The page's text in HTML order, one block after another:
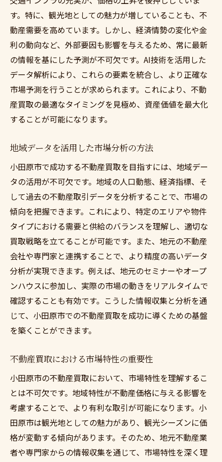
市場の独自性を活かした買取戦略
小田原市の不動産市場の将来予測
不動産買取のプロセスをスムーズに進めるため
の具体的なステップ
初期相談から契約までの流れ
書類準備のポイントと手順
不動産査定の流れと重要性
交渉を成功させるためのステップ
スムーズな取引を実現するための管理術
信頼できる不動産買取業者を選ぶための口コミ
の見極め方
信頼性のある口コミの特徴
具体例をもとにした口コミの分析法
業者の信頼度を口コミで評価する方法
口コミサイトの活用と注意点
口コミから読み取る業者の信頼性
選ばれる不動産業者の口コミパターン
地域の評判と口コミが示す小田原市の不動産買
取の要点
地域評判に基づく不動産買取の基本情報
口コミから見る小田原市の買取の現状
地域社会の声を反映した買取戦略
口コミと評判が示す買取の課題と対策
地域の評判が買取に与える影響
す。特に、観光地としての魅力が増していることも、不
動産需要を高めています。しかし、経済情勢の変化や金
利の動向など、外部要因も影響を与えるため、常に最新
の情報を基にした予測が不可欠です。AI技術を活用した
データ解析により、これらの要素を統合し、より正確な
市場予測を行うことが求められます。これにより、不動
産買取の最適なタイミングを見極め、資産価値を最大化
することが可能になります。
地域データを活用した市場分析の方法
小田原市で成功する不動産買取を目指すには、地域デー
タの活用が不可欠です。地域の人口動態、経済指標、そ
して過去の不動産取引データを分析することで、市場の
傾向を把握できます。これにより、特定のエリアや物件
タイプにおける需要と供給のバランスを理解し、適切な
買取戦略を立てることが可能です。また、地元の不動産
会社や専門家と連携することで、より精度の高いデータ
分析が実現できます。例えば、地元のセミナーやオープ
ンハウスに参加し、実際の市場の動きをリアルタイムで
確認することも有効です。こうした情報収集と分析を通
じて、小田原市での不動産買取を成功に導くための基盤
を築くことができます。
不動産買取における市場特性の重要性
小田原市の不動産買取において、市場特性を理解するこ
とは不可欠です。地域特性が不動産価格に与える影響を
考慮することで、より有利な取引が可能になります。小
田原市は観光地としての魅力があり、観光シーズンに価
格が変動する傾向があります。そのため、地元不動産業
者や専門家からの情報収集を通じて、市場特性を深く理